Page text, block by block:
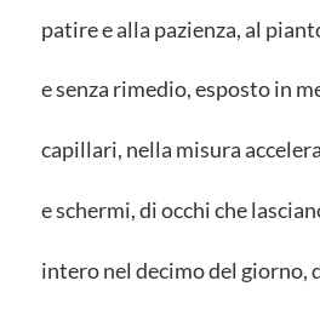
patire e alla pazienza, al
e senza rimedio, esposto in
capillari, nella misura
e schermi, di occhi che
intero nel decimo del giorno,